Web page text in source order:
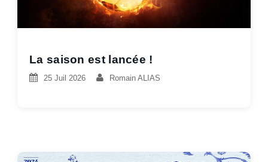
La saison est lancée !
25 Juil 2026 Romain ALIAS